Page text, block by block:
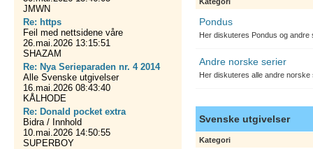
JMWN
Re: https
Feil med nettsidene våre
26.mai.2026 13:15:51
SHAZAM
Re: Nya Serieparaden nr. 4 2014
Alle Svenske utgivelser
16.mai.2026 08:43:40
KÅLHODE
Re: Donald pocket extra
Bidra / Innhold
10.mai.2026 14:50:55
SUPERBOY
Pondus
Her diskuteres Pondus og
Andre norske serier
Her diskuteres alle andre
Svenske utgivelser
Kategori